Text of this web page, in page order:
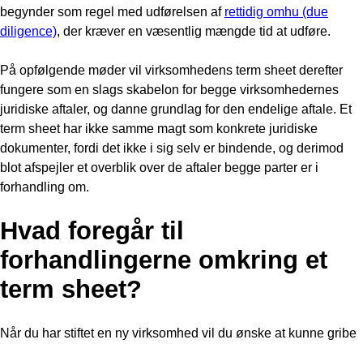
begynder som regel med udførelsen af rettidig omhu (due
diligence), der kræver en væsentlig mængde tid at udføre.
På opfølgende møder vil virksomhedens term sheet derefter
fungere som en slags skabelon for begge virksomhedernes
juridiske aftaler, og danne grundlag for den endelige aftale. Et
term sheet har ikke samme magt som konkrete juridiske
dokumenter, fordi det ikke i sig selv er bindende, og derimod
blot afspejler et overblik over de aftaler begge parter er i
forhandling om.
Hvad foregår til
forhandlingerne omkring et
term sheet?
Når du har stiftet en ny virksomhed vil du ønske at kunne gribe